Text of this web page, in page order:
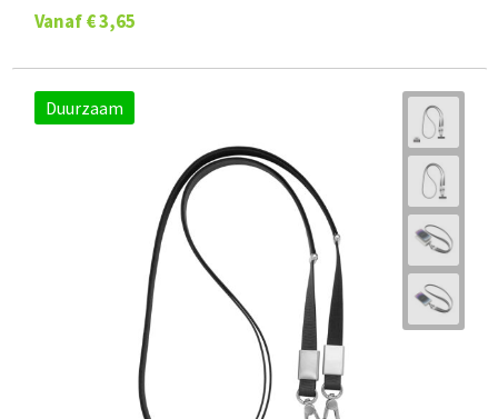
Vanaf € 3,65
Duurzaam